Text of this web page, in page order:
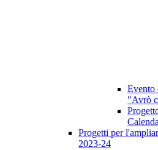
Evento
"Avrò
Progetti per
2023-24